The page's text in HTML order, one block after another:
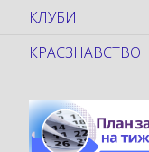
КЛУБИ
КРАЄЗНАВСТВО